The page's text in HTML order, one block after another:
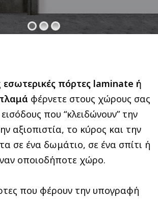
εσωτερικές πόρτες laminate ή
φέρνετε στους χώρους σας
που “κλειδώνουν” την
αξιοπιστία, το κύρος και την
σε ένα δωμάτιο, σε ένα σπίτι ή
οποιοδήποτε χώρο.
που φέρουν την υπογραφή